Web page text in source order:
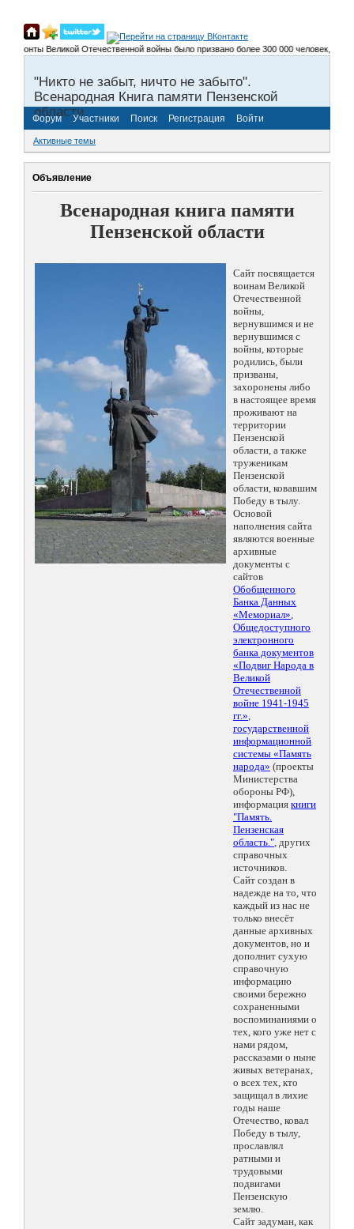
Великой Отечественной войны было призвано более 300 000 человек, не
"Никто не забыт, ничто не забыто".
Всенародная Книга памяти Пензенской
области.
Форум Участники Поиск Регистрация Войти
Активные темы
Объявление
Всенародная книга памяти
Пензенской области
Сайт посвящается
воинам Великой
Отечественной
войны,
вернувшимся и не
вернувшимся с
войны, которые
родились, были
призваны,
захоронены либо
в настоящее время
проживают на
территории
Пензенской
области, а также
труженикам
Пензенской
области, ковавшим
Победу в тылу.
Основой
наполнения сайта
являются военные
архивные
документы с
сайтов
Обобщенного
Банка Данных
«Мемориал»,
Общедоступного
электронного
банка документов
«Подвиг Народа в
Великой
Отечественной
войне 1941-1945
гг.»,
государственной
информационной
системы «Память
народа» (проекты
Министерства
обороны РФ),
информация книги
"Память.
Пензенская
область.", других
справочных
источников.
Сайт создан в
надежде на то, что
каждый из нас не
только внесёт
данные архивных
документов, но и
дополнит сухую
справочную
информацию
своими бережно
сохраненными
воспоминаниями о
тех, кого уже нет с
нами рядом,
рассказами о ныне
живых ветеранах,
о всех тех, кто
защищал в лихие
годы наше
Отечество, ковал
Победу в тылу,
прославлял
ратными и
трудовыми
подвигами
Пензенскую
землю.
Сайт задуман, как